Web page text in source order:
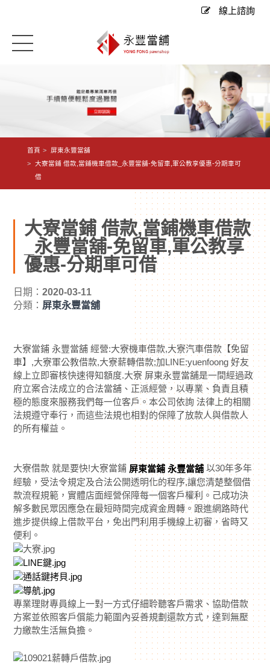
線上諮詢
首頁
屏東永豐當舖
大寮當鋪 借款,當鋪機車借款_永豐當舖-免留車,軍公教享優惠-分期車可
借
大寮當鋪 借款,當鋪機車借款
_永豐當舖-免留車,軍公教享
優惠-分期車可借
日期：2020-03-11
分類： 屏東永豐當舖
大寮當鋪 永豐當舖 經營:大寮機車借款,大寮汽車借款【免留
車】,大寮軍公教借款,大寮薪轉借款;加LINE:yuenfoong 好友
線上立即審核快速得知額度.大寮 屏東永豐當舖是一間經過政
府立案合法成立的合法當舖、正派經營，以專業、負責且積
極的態度來服務我們每一位客戶。本公司依詢 法律上的相關
法規遵守奉行，而這些法規也相對的保障了放款人與借款人
的所有權益。
大寮借款 就是要快!大寮當鋪 屏東當鋪 永豐當舖 以30年多年
經驗，受法令規定及合法公開透明化的程序,讓您清楚整個借
款流程規範，實體店面經營保障每一個客戶權利。己成功決
解多數民眾因應急在最短時間完成資金周轉。跟進網路時代
進步提供線上借款平台，免出門利用手機線上初審，省時又
便利。
專業理財專員線上一對一方式仔細聆聽客戶需求、協助借款
方案並依照客戶償能力範圍內妥善規劃還款方式，達到無壓
力繳款生活無負擔。